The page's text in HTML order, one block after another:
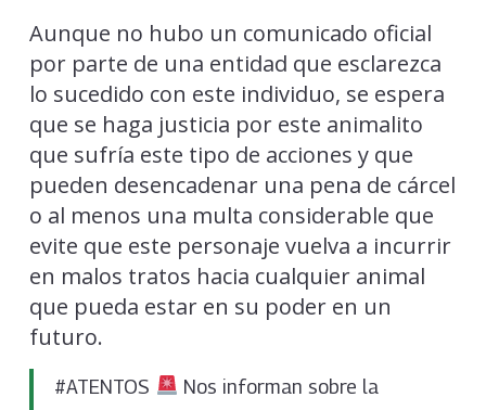
Aunque no hubo un comunicado oficial
por parte de una entidad que esclarezca
lo sucedido con este individuo, se espera
que se haga justicia por este animalito
que sufría este tipo de acciones y que
pueden desencadenar una pena de cárcel
o al menos una multa considerable que
evite que este personaje vuelva a incurrir
en malos tratos hacia cualquier animal
que pueda estar en su poder en un
futuro.
#ATENTOS
Nos informan sobre la